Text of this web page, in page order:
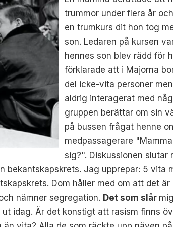
trummor under flera år
en trumkurs dit hon tog
son. Ledaren på kursen
hennes son blev rädd för
förklarade att i Majorna
del icke-vita personer
aldrig interagerat med
gruppen berättar om sin
på bussen frågat henne
medpassagerare
sig?". Diskussionen slutar
Jag upprepar: 5 vita
Dom håller med om att det
nämner segregation. Det som slår
idag. Är det konstigt att rasism finns